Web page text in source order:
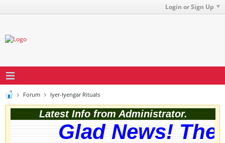
Login or Sign Up
Forum Iyer-Iyengar Rituals
Latest Info from Administrator.
Glad News! The